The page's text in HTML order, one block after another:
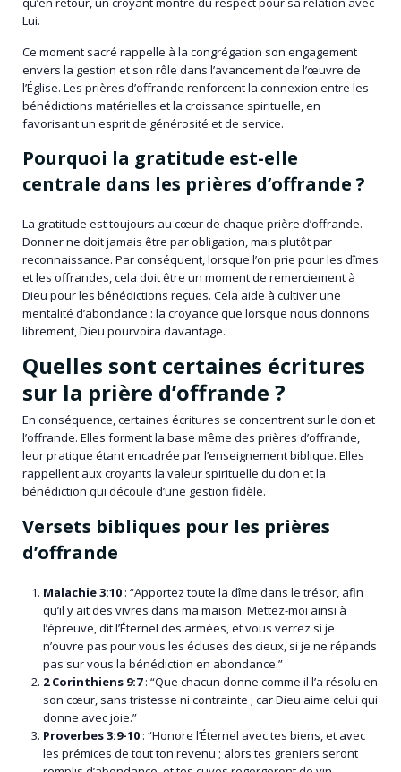
Lui.
Ce moment sacré rappelle à la congrégation son engagement
envers la gestion et son rôle dans l’avancement de l’œuvre de
l’Église. Les prières d’offrande renforcent la connexion entre les
bénédictions matérielles et la croissance spirituelle, en
favorisant un esprit de générosité et de service.
Pourquoi la gratitude est-elle
centrale dans les prières d’offrande ?
La gratitude est toujours au cœur de chaque prière d’offrande.
Donner ne doit jamais être par obligation, mais plutôt par
reconnaissance. Par conséquent, lorsque l’on prie pour les dîmes
et les offrandes, cela doit être un moment de remerciement à
Dieu pour les bénédictions reçues. Cela aide à cultiver une
mentalité d’abondance : la croyance que lorsque nous donnons
librement, Dieu pourvoira davantage.
Quelles sont certaines écritures
sur la prière d’offrande ?
En conséquence, certaines écritures se concentrent sur le don et
l’offrande. Elles forment la base même des prières d’offrande,
leur pratique étant encadrée par l’enseignement biblique. Elles
rappellent aux croyants la valeur spirituelle du don et la
bénédiction qui découle d’une gestion fidèle.
Versets bibliques pour les prières
d’offrande
Malachie 3:10 : “Apportez toute la dîme dans le trésor, afin
qu’il y ait des vivres dans ma maison. Mettez-moi ainsi à
l’épreuve, dit l’Éternel des armées, et vous verrez si je
n’ouvre pas pour vous les écluses des cieux, si je ne répands
pas sur vous la bénédiction en abondance.”
2 Corinthiens 9:7: “Que chacun donne comme il l’a résolu en
son cœur, sans tristesse ni contrainte ; car Dieu aime celui qui
donne avec joie.”
Proverbes 3:9-10 : “Honore l’Éternel avec tes biens, et avec
les prémices de tout ton revenu ; alors tes greniers seront